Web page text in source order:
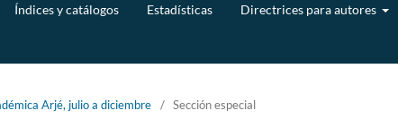
Índices y catálogos Estadísticas Directrices para autores
Arjé, julio a diciembre / Sección especial